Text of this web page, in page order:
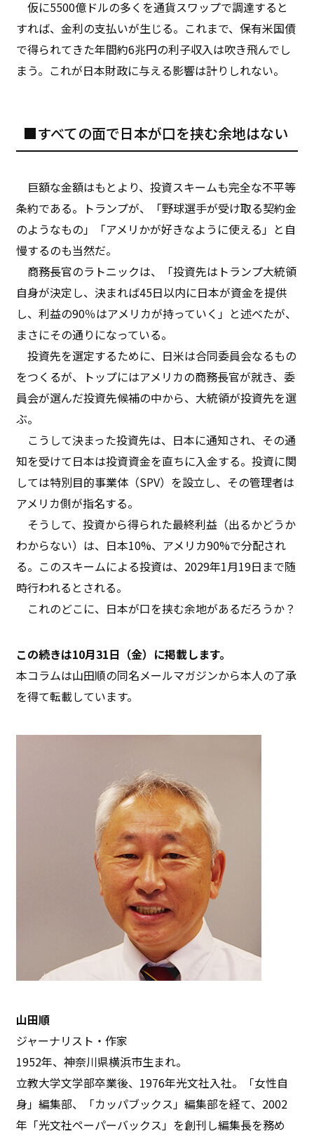
仮に5500億ドルの多くを通貨スワップで調達すると
すれば、金利の支払いが生じる。これまで、保有米国債
で得られてきた年間約6兆円の利子収入は吹き飛んでし
まう。これが日本財政に与える影響は計りしれない。
■すべての面で日本が口を挟む余地はない
巨額な金額はもとより、投資スキームも完全な不平等
条約である。トランプが、「野球選手が受け取る契約金
のようなもの」「アメリかが好きなように使える」と自
慢するのも当然だ。
商務長官のラトニックは、「投資先はトランプ大統領
自身が決定し、決まれば45日以内に日本が資金を提供
し、利益の90％はアメリカが持っていく」と述べたが、
まさにその通りになっている。
投資先を選定するために、日米は合同委員会なるもの
をつくるが、トップにはアメリカの商務長官が就き、委
員会が選んだ投資先候補の中から、大統領が投資先を選
ぶ。
こうして決まった投資先は、日本に通知され、その通
知を受けて日本は投資資金を直ちに入金する。投資に関
しては特別目的事業体（SPV）を設立し、その管理者は
アメリカ側が指名する。
そうして、投資から得られた最終利益（出るかどうか
わからない）は、日本10%、アメリカ90%で分配され
る。このスキームによる投資は、2029年1月19日まで随
時行われるとされる。
これのどこに、日本が口を挟む余地があるだろうか？
この続きは10月31日（金）に掲載します。
本コラムは山田順の同名メールマガジンから本人の了承
を得て転載しています。
山田順
ジャーナリスト・作家
1952年、神奈川県横浜市生まれ。
立教大学文学部卒業後、1976年光文社入社。「女性自
身」編集部、「カッパブックス」編集部を経て、2002
年「光文社ペーパーバックス」を創刊し編集長を務め